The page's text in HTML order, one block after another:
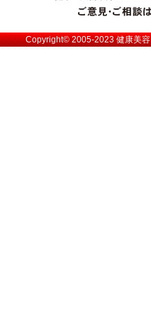
Copyright© 2005-2023健康美